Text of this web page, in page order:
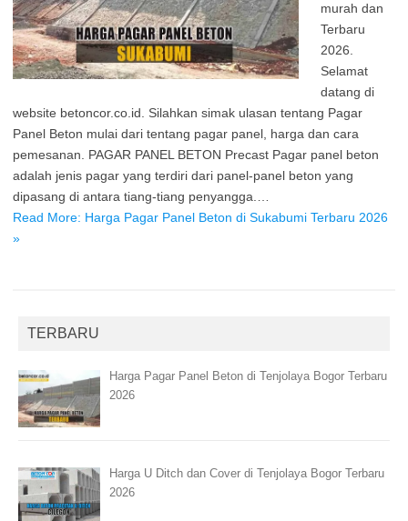
murah dan
Terbaru
2026.
Selamat
datang di
website betoncor.co.id. Silahkan simak ulasan tentang Pagar
Panel Beton mulai dari tentang pagar panel, harga dan cara
pemesanan. PAGAR PANEL BETON Precast Pagar panel beton
adalah jenis pagar yang terdiri dari panel-panel beton yang
dipasang di antara tiang-tiang penyangga.…
Read More: Harga Pagar Panel Beton di Sukabumi Terbaru 2026
»
TERBARU
Harga Pagar Panel Beton di Tenjolaya Bogor Terbaru
2026
Harga U Ditch dan Cover di Tenjolaya Bogor Terbaru
2026